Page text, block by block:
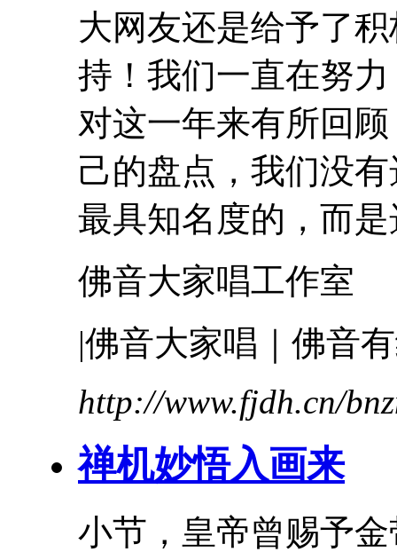
大网友还是给予了
持！我们一直在努
对这一年来有所回
己的盘点，我们没
最具知名度的，而
佛音大家唱工作室
|佛音大家唱｜佛音
http://www.fjdh.cn/
禅机妙悟入画来
小节，皇帝曾赐予